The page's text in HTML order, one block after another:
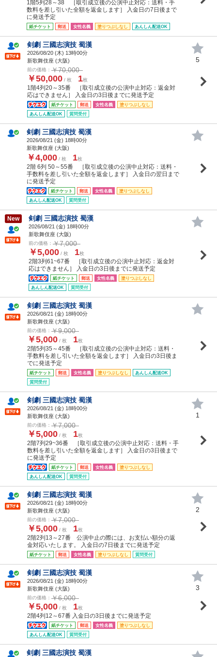
1階5列28～38 ［取引成立後の公演中止対応：送料・手
数料を差し引いた全額を返金します］ 入金日の7日後まで
に発送予定
紙チケット 郵送 女性名義 塗りつぶしなし あんしん配送OK
剣劇 三國志演技 蜀漢
2026/08/20 (木) 13時00分
新歌舞伎座 (大阪)
前の価格： ￥70,000
￥50,000 / 枚 1枚
1階4列20～35番 ［取引成立後の公演中止対応：返金対
応はできません］ 入金日の3日後までに発送予定
紙チケット 郵送 女性名義
塗りつぶしなし
あんしん配送OK
質問受付
5
剣劇 三國志演技 蜀漢
2026/08/21 (金) 18時00分
新歌舞伎座 (大阪)
￥4,000 / 枚 1枚
2階 6列 50～55番 ［取引成立後の公演中止対応：送料・
手数料を差し引いた全額を返金します］ 入金日の翌日まで
に発送予定
紙チケット 郵送 女性名義
塗りつぶしなし
あんしん配送OK
質問受付
New 剣劇 三國志演技 蜀漢
2026/08/21 (金) 18時00分
新歌舞伎座 (大阪)
前の価格： ￥7,000
￥5,000 / 枚 1枚
2階3列61~67番 ［取引成立後の公演中止対応：返金対
応はできません］ 入金日の3日後までに発送予定
紙チケット 郵送 女性名義
塗りつぶしなし
あんしん配送OK
質問受付
剣劇 三國志演技 蜀漢
2026/08/21 (金) 18時00分
新歌舞伎座 (大阪)
前の価格： ￥9,000
￥5,000 / 枚 1枚
2階5列35～45番 ［取引成立後の公演中止対応：送料・
手数料を差し引いた全額を返金します］ 入金日の3日後ま
でに発送予定
紙チケット 郵送 女性名義 塗りつぶしなし
あんしん配送OK
質問受付
剣劇 三國志演技 蜀漢
2026/08/21 (金) 18時00分
新歌舞伎座 (大阪)
前の価格： ￥7,000
￥5,000 / 枚 1枚
2階7列29~36番 ［取引成立後の公演中止対応：送料・手
数料を差し引いた全額を返金します］ 入金日の3日後まで
に発送予定
紙チケット 郵送 女性名義
塗りつぶしなし
あんしん配送OK
質問受付
1
剣劇 三國志演技 蜀漢
2026/08/21 (金) 18時00分
新歌舞伎座 (大阪)
前の価格： ￥7,000
￥5,000 / 枚 1枚
2階2列13～27番 公演中止の際には、お支払い額分の返
金対応いたします。 入金日の7日後までに発送予定
紙チケット 郵送 女性名義 塗りつぶしなし 質問受付
2
剣劇 三國志演技 蜀漢
2026/08/21 (金) 18時00分
新歌舞伎座 (大阪)
前の価格： ￥6,000
￥5,000 / 枚 1枚
2階4列12～67番 入金日の3日後までに発送予定
紙チケット 郵送 女性名義
塗りつぶしなし
あんしん配送OK
質問受付
3
剣劇 三國志演技 蜀漢